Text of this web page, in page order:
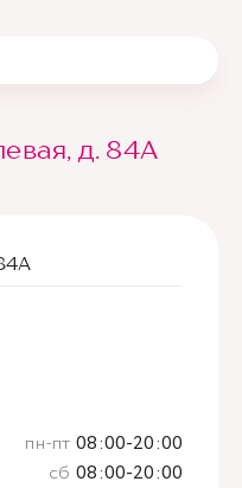
д. 84А
пн-пт 08:00-20:00
сб 08:00-20:00